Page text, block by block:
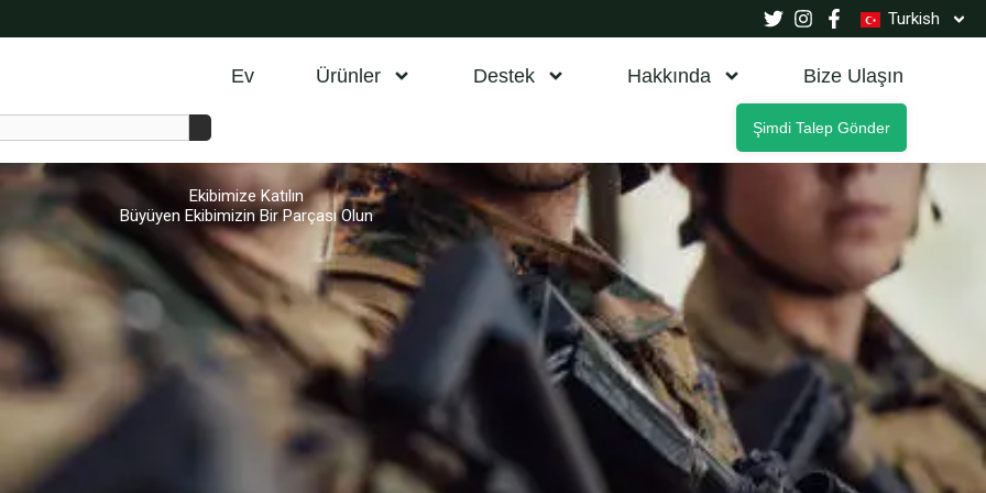
Turkish
Ev Ürünler Destek Hakkında Bize Ulaşın
Şimdi Talep Gönder
Ekibimize Katılın
Büyüyen Ekibimizin Bir Parçası Olun